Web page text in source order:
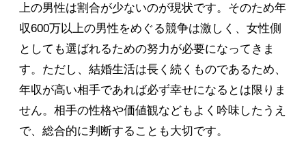
上の男性は割合が少ないのが現状です。そのため年
収600万以上の男性をめぐる競争は激しく、女性側
としても選ばれるための努力が必要になってきま
す。ただし、結婚生活は長く続くものであるため、
年収が高い相手であれば必ず幸せになるとは限りま
せん。相手の性格や価値観などもよく吟味したうえ
で、総合的に判断することも大切です。